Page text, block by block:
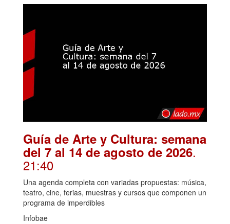
Guía de Arte y Cultura: semana
del 7 al 14 de agosto de 2026.
21:40
Una agenda completa con variadas propuestas: música,
teatro, cine, ferias, muestras y cursos que componen un
programa de imperdibles
Infobae